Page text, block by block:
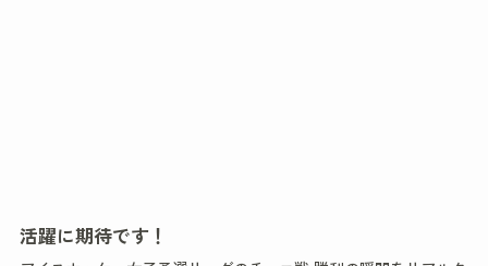
活躍に期待です！